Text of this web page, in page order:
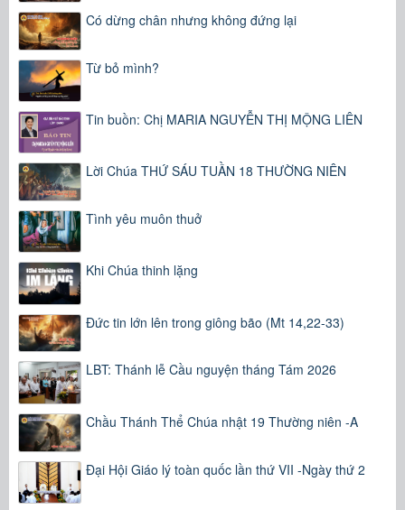
Có dừng chân nhưng không đứng lại
Từ bỏ mình?
Tin buồn: Chị MARIA NGUYỄN THỊ MỘNG LIÊN
Lời Chúa THỨ SÁU TUẦN 18 THƯỜNG NIÊN
Tình yêu muôn thuở
Khi Chúa thinh lặng
Đức tin lớn lên trong giông bão (Mt 14,22-33)
LBT: Thánh lễ Cầu nguyện tháng Tám 2026
Chầu Thánh Thể Chúa nhật 19 Thường niên -A
Đại Hội Giáo lý toàn quốc lần thứ VII -Ngày thứ 2